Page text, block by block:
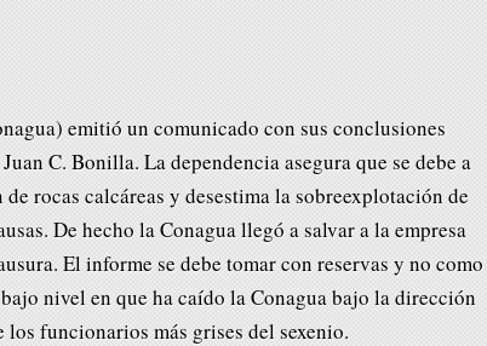
emitió un comunicado con sus conclusiones
C. Bonilla. La dependencia asegura que se debe a
rocas calcáreas y desestima la sobreexplotación de
De hecho la Conagua llegó a salvar a la empresa
El informe se debe tomar con reservas y no como
nivel en que ha caído la Conagua bajo la dirección
funcionarios más grises del sexenio.